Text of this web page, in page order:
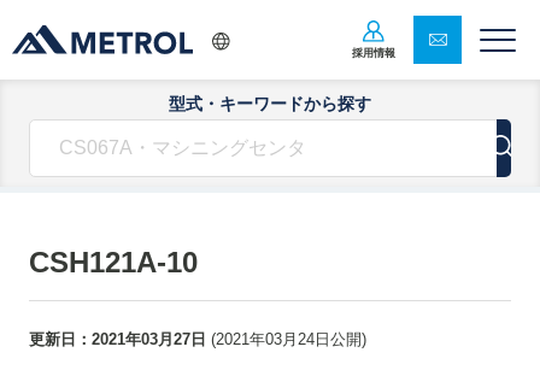
採用情報
型式・キーワードから探す
CSH121A-10
更新日： 2021年03月27日 (2021年03月24日 公開)